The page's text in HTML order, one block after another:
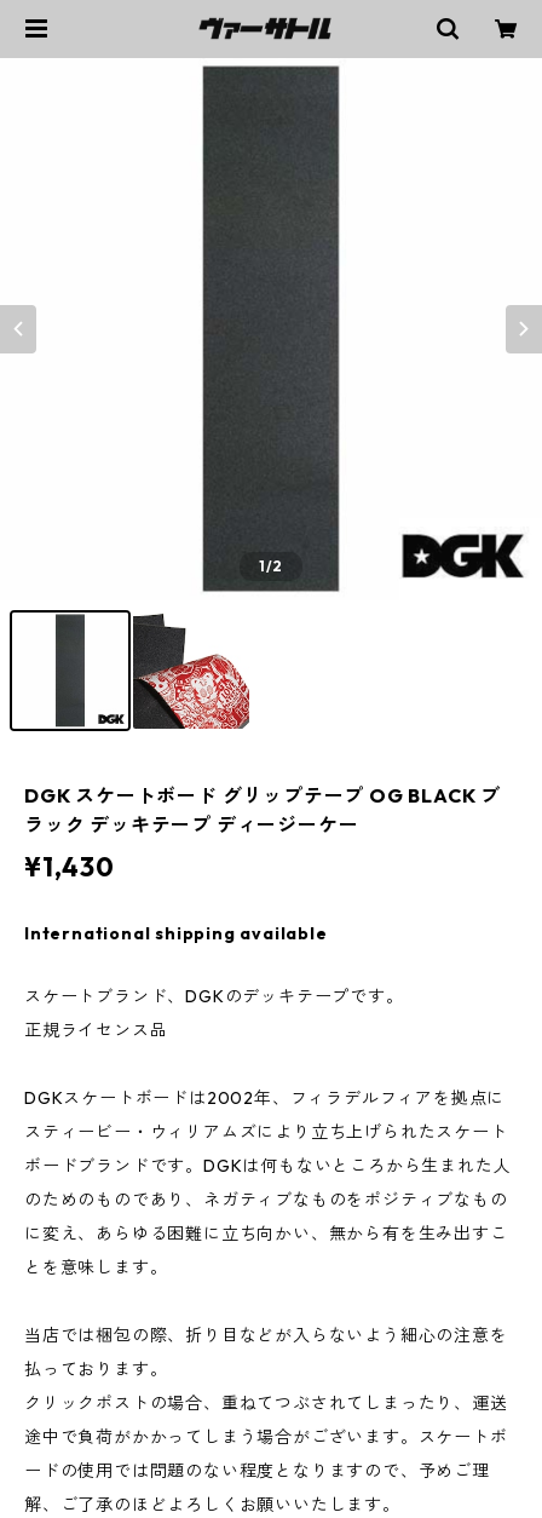
1/2
DGK スケートボード グリップテープ OG BLACK ブ
ラック デッキテープ ディージーケー
¥1,430
International shipping available
スケートブランド、DGKのデッキテープです。
正規ライセンス品
DGKスケートボードは2002年、フィラデルフィアを拠点に
スティービー・ウィリアムズにより立ち上げられたスケート
ボードブランドです。DGKは何もないところから生まれた人
のためのものであり、ネガティブなものをポジティブなもの
に変え、あらゆる困難に立ち向かい、無から有を生み出すこ
とを意味します。
当店では梱包の際、折り目などが入らないよう細心の注意を
払っております。
クリックポストの場合、重ねてつぶされてしまったり、運送
途中で負荷がかかってしまう場合がございます。スケートボ
ードの使用では問題のない程度となりますので、予めご理
解、ご了承のほどよろしくお願いいたします。